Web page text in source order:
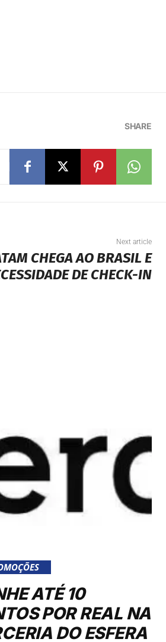
SHARE
Next article
CHEGA AO BRASIL E
DE CHECK-IN
ATÉ 10
POR REAL NA
DO ESFERA